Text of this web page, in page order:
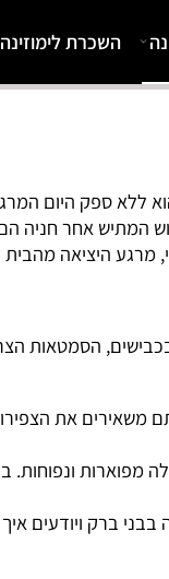
השכרת לימוזינה
היום המרגש
אחר חניה
היציאה מהבית
הסמטאות
את הצפירות
ונפוחות.
ברק ויודעים איך